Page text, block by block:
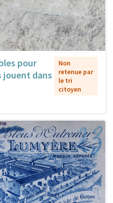
pour
jouent dans
Non
retenue par
le tri
citoyen